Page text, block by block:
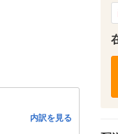
内訳を見る